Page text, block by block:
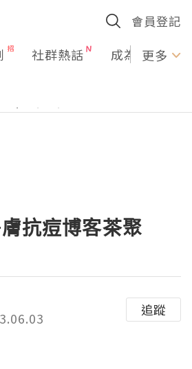
會員登記
社群熱話 成為U更多
抗痘博客茶聚
追蹤